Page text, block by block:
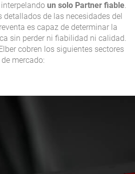
un solo Partner fiable.
detallados de las necesidades del
es capaz de determinar la
sin perder ni fiabilidad ni calidad.
cobren los siguientes sectores
de mercado: